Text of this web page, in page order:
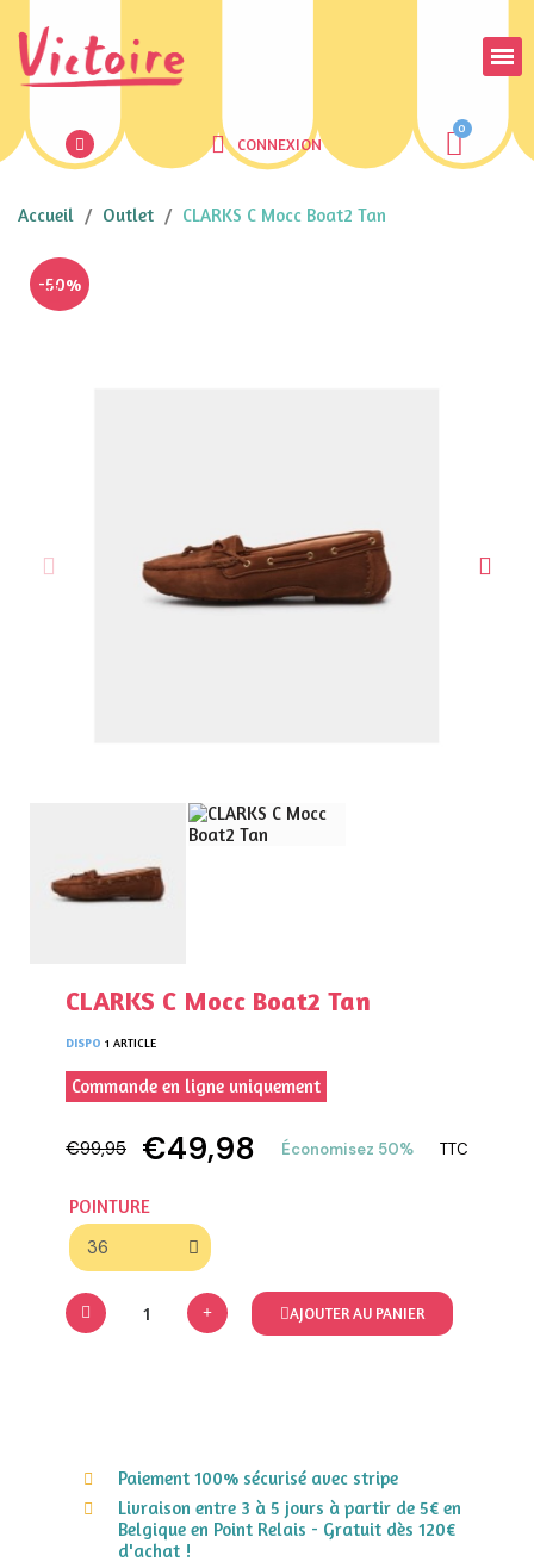
CONNEXION
Accueil Outlet CLARKS C Mocc Boat2 Tan
-50%
CLARKS C Mocc Boat2 Tan
DISPO 1 ARTICLE
Commande en ligne uniquement
€99,95 €49,98 Économisez 50% TTC
POINTURE
AJOUTER AU PANIER
Paiement 100% sécurisé avec stripe
Livraison entre 3 à 5 jours à partir de 5€ en
Belgique en Point Relais - Gratuit dès 120€
d'achat !